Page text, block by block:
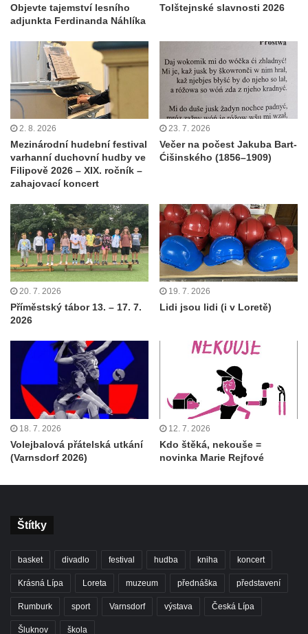
Objevte tajemství lesního
adjunkta Ferdinanda Náhlíka
Tolštejnské slavnosti 2026
2. 8. 2026
Mezinárodní hudební festival
varhanní duchovní hudby ve
Filipově 2026 – XIX. ročník –
zahajovací koncert
23. 7. 2026
Večer na počest Jakuba Bart-
Ćišinského (1856–1909)
20. 7. 2026
Příměstský tábor 13. – 17. 7.
2026
19. 7. 2026
Lidi jsou lidi (i v Loretě)
18. 7. 2026
Volejbalová přátelská utkání
(Varnsdorf 2026)
12. 7. 2026
Kdo štěká, nekouše =
novinka Marie Rejfové
Štítky
basket divadlo festival hudba kniha koncert
Krásná Lípa Loreta muzeum přednáška představení
Rumburk sport Varnsdorf výstava Česká Lípa
Šluknov škola